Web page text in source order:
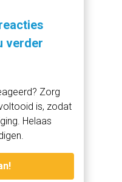
vind je naast de
hippe Havenkwartier
van 5TRACKS lenen
voor sociale
tintje. Van lezingen in
een ideale
op een van de
of om bijvoorbeeld te
verder
Zorg
is, zodat
Helaas